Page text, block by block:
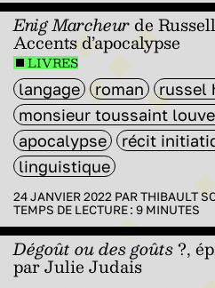
Enig Marcheurde
Accents d’apocalypse
LIVRES
langage roman
russel
monsieur toussaint
apocalypse
récit
linguistique
24 JANVIER 2022 PARTHIBAULT
TEMPS DE LECTURE : 9 MINUTES
Dégoût ou des goûts?,
par Julie Judais